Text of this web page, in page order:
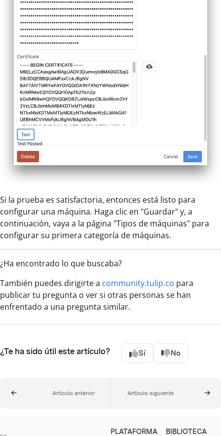
Si la prueba es satisfactoria, entonces está listo para
configurar una máquina. Haga clic en "Guardar" y, a
continuación, vaya a la página "Tipos de máquinas" para
configurar su primera categoría de máquinas.
¿Ha encontrado lo que buscaba?
También puedes dirigirte a community.tulip.co para
publicar tu pregunta o ver si otras personas se han
enfrentado a una pregunta similar.
¿Te ha sido útil este artículo? Sí No
Artículo anterior Artículo siguiente
PLATAFORMA
BIBLIOTECA